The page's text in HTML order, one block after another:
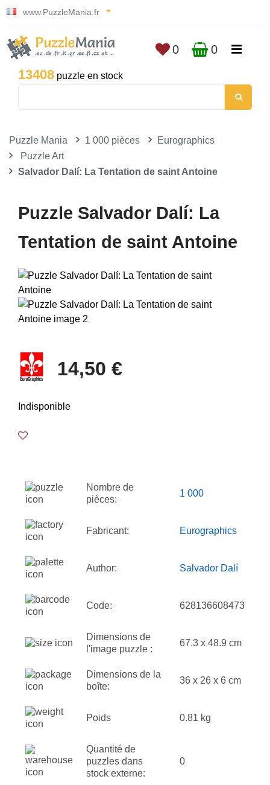
www.PuzzleMania.fr
13408 puzzle en stock
0 0
Puzzle Mania 1 000 pièces
Eurographics
Puzzle Art
Salvador Dalí: La Tentation de saint Antoine
Puzzle Salvador Dalí: La
Tentation de saint Antoine
14,50 €
Indisponible
Nombre de
pièces:
1 000
Fabricant: Eurographics
Author: Salvador Dalí
Code: 628136608473
Dimensions de
l'image puzzle :
67.3 x 48.9 cm
Dimensions de la
boîte:
36 x 26 x 6 cm
Poids 0.81 kg
Quantité de
puzzles dans
stock externe:
0